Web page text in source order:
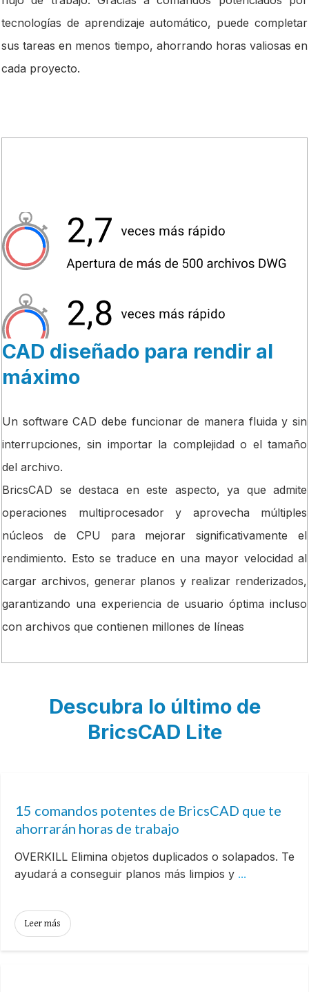
tecnologías de aprendizaje automático, puede completar
sus tareas en menos tiempo, ahorrando horas valiosas en
cada proyecto.
CAD diseñado para rendir al
máximo
Un software CAD debe funcionar de manera fluida y sin
interrupciones, sin importar la complejidad o el tamaño
del archivo.
BricsCAD se destaca en este aspecto, ya que admite
operaciones multiprocesador y aprovecha múltiples
núcleos de CPU para mejorar significativamente el
rendimiento. Esto se traduce en una mayor velocidad al
cargar archivos, generar planos y realizar renderizados,
garantizando una experiencia de usuario óptima incluso
con archivos que contienen millones de líneas
Descubra lo último de
BricsCAD Lite
15 comandos potentes de BricsCAD que te
ahorrarán horas de trabajo
OVERKILL Elimina objetos duplicados o solapados. Te
ayudará a conseguir planos más limpios y ...
Leer más